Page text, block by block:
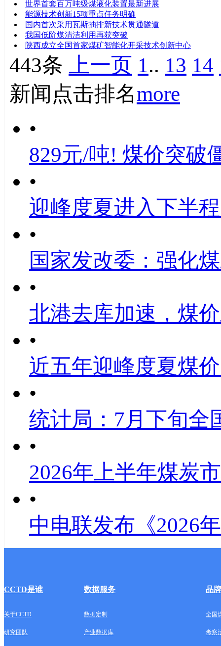
世界首套百万吨级煤液化装置最新进展
能源技术创新15项重点任务明确
国内首次采用瓦斯抽排新技术贯通隧道
我国低阶煤清洁利用再获突破
陕西成立全国首家煤矿智能化开采技术创新中心
443条 上一页 1.. 13 14
新闻点击排名more
•
829元/吨! 煤价突破
•
迎峰度夏进入下半
•
国家发改委：强化
•
北港去库加速，煤
•
近五年迎峰度夏煤
•
统计局：7月下旬全
•
2026年上半年煤炭
•
中电联发布《2026
CCTD是谁 数据服务 品
关于CCTD 数据定制 全国
研究团队 产业数据库 考察